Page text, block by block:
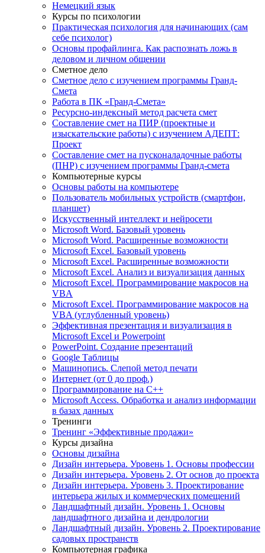
Немецкий язык
Курсы по психологии
Практическая психология для начинающих (сам
себе психолог)
Основы профайлинга. Как распознать ложь в
деловом и личном общении
Сметное дело
Сметное дело с изучением программы Гранд-
Смета
Работа в ПК «Гранд-Смета»
Ресурсно-индексный метод расчета смет
Составление смет на ПИР (проектные и
изыскательские работы) с изучением АДЕПТ:
Проект
Составление смет на пусконаладочные работы
(ПНР) с изучением программы Гранд-смета
Компьютерные курсы
Основы работы на компьютере
Пользователь мобильных устройств (смартфон,
планшет)
Искусственный интеллект и нейросети
Microsoft Word. Базовый уровень
Microsoft Word. Расширенные возможности
Microsoft Excel. Базовый уровень
Microsoft Excel. Расширенные возможности
Microsoft Excel. Анализ и визуализация данных
Microsoft Excel. Программирование макросов на
VBA
Microsoft Excel. Программирование макросов на
VBA (углубленный уровень)
Эффективная презентация и визуализация в
Microsoft Excel и Powerpoint
PowerPoint. Создание презентаций
Google Таблицы
Машинопись. Слепой метод печати
Интернет (от 0 до проф.)
Программирование на C++
Microsoft Access. Обработка и анализ информации
в базах данных
Тренинги
Тренинг «Эффективные продажи»
Курсы дизайна
Основы дизайна
Дизайн интерьера. Уровень 1. Основы профессии
Дизайн интерьера. Уровень 2. От основ до проекта
Дизайн интерьера. Уровень 3. Проектирование
интерьера жилых и коммерческих помещений
Ландшафтный дизайн. Уровень 1. Основы
ландшафтного дизайна и дендрологии
Ландшафтный дизайн. Уровень 2. Проектирование
садовых пространств
Компьютерная графика